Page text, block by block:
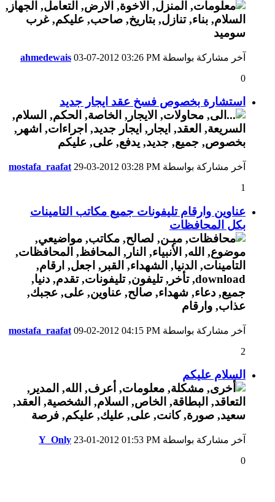
آخر مشاركة بواسطة ahmedewais 03-07-2012 03:26 PM
0
استشارة بخصوص فسخ عقد ايجار جديد
آخر مشاركة بواسطة mostafa_raafat 29-03-2012 03:28 PM
1
عناوين وارقام تليفونات جميع مكاتب التامينات
بكل المحافظات
آخر مشاركة بواسطة mostafa_raafat 09-02-2012 04:15 PM
2
السلام عليكم
آخر مشاركة بواسطة Y_Only 23-01-2012 01:53 PM
0